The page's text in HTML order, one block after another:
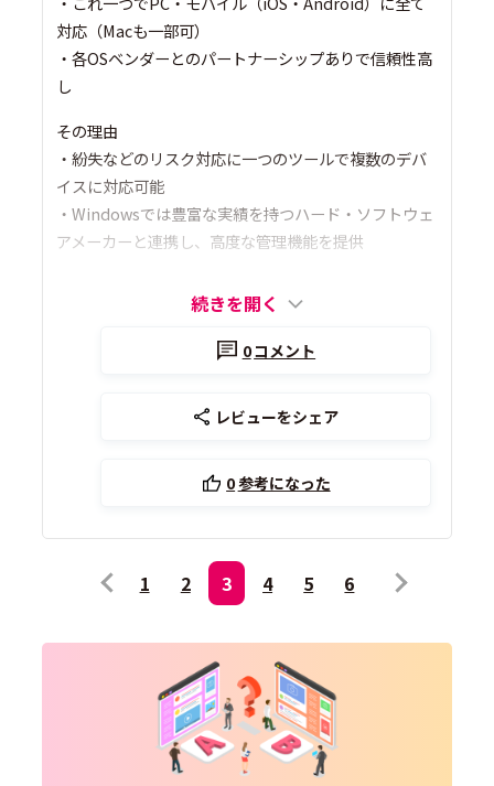
対応（Macも一部可）
・各OSベンダーとのパートナーシップありで信頼性高
し
その理由
・紛失などのリスク対応に一つのツールで複数のデバ
イスに対応可能
・Windowsでは豊富な実績を持つハード・ソフトウェ
アメーカーと連携し、高度な管理機能を提供
続きを開く
0コメント
レビューをシェア
0参考になった
1 2 3 4 5 6